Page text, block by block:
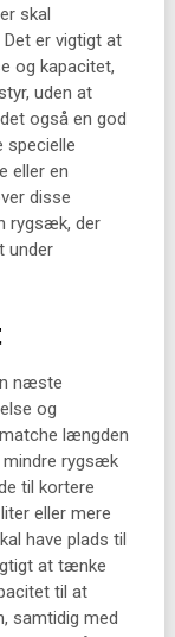
skal
er vigtigt at
og kapacitet,
uden at
også en god
specielle
eller en
disse
rygsæk, der
under
næste
og
længden
mindre rygsæk
til kortere
eller mere
have plads til
at tænke
til at
samtidig med